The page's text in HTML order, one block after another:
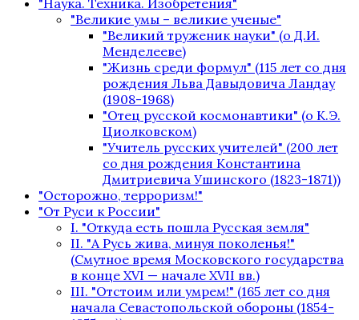
"Наука. Техника. Изобретения"
"Великие умы – великие ученые"
"Великий труженик науки" (о Д.И.
Менделееве)
"Жизнь среди формул" (115 лет со дня
рождения Льва Давыдовича Ландау
(1908-1968)
"Отец русской космонавтики" (о К.Э.
Циолковском)
"Учитель русских учителей" (200 лет
со дня рождения Константина
Дмитриевича Ушинского (1823-1871))
"Осторожно, терроризм!"
"От Руси к России"
I. "Откуда есть пошла Русская земля"
II. "А Русь жива, минуя поколенья!"
(Смутное время Московского государства
в конце XVI — начале XVII вв.)
III. "Отстоим или умрем!" (165 лет со дня
начала Севастопольской обороны (1854-